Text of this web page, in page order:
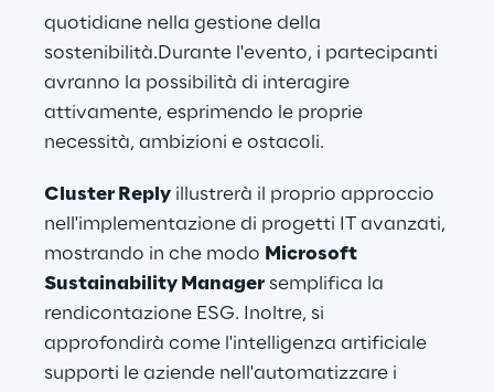
quotidiane nella gestione della
sostenibilità.Durante l'evento, i partecipanti
avranno la possibilità di interagire
attivamente, esprimendo le proprie
necessità, ambizioni e ostacoli.
Cluster Reply illustrerà il proprio approccio
nell'implementazione di progetti IT avanzati,
mostrando in che modo Microsoft
Sustainability Manager semplifica la
rendicontazione ESG. Inoltre, si
approfondirà come l'intelligenza artificiale
supporti le aziende nell'automatizzare i